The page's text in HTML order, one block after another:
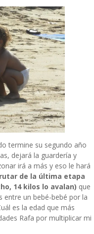
termine su segundo año
dejará la guardería y
irá a más y eso le hará
de la última etapa
14 kilos lo avalan) que
entre un bebé-bebé por la
es la edad que más
Rafa por multiplicar mi